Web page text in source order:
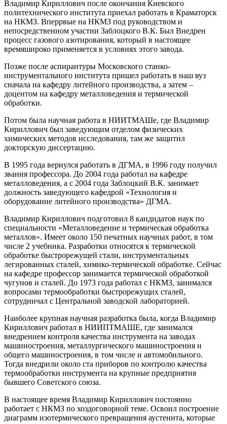
Владимир Кириллович после окончания Киевского
политехнического института приехал работать в Краматорск
на НКМЗ. Вперрвые на НКМЗ под руководством и
непосредственном участии Заблоцкого В.К. Был Внедрен
процесс газового азотирования, который в настоящее
времяшироко применяется в условиях этого завода.
Позже после аспирантуры Московского станко-
инструментального института пришел работать в наш вуз
сначала на кафедру литейного производства, а затем –
доцентом на кафедру металловедения и термической
обработки.
Потом была научная работа в НИИТМАШе, где Владимир
Кириллович был заведующим отделом физических
химических методов исследования, там же защитил
докторскую диссертацию.
В 1995 года вернулся работать в ДГМА, в 1996 году получил
звания профессора. До 2004 года работал на кафедре
металловедения, а с 2004 года Заблоцкий В.К. занимает
должность заведующего кафедрой «Технология и
оборудование литейного производства» ДГМА.
Владимир Кириллович подготовил 8 кандидатов наук по
специальности «Металловедение и термическая обработка
металлов». Имеет около 150 печатных научных работ, в том
числе 2 учебника. Разработки относятся к термической
обработке быстрорежущей стали, инструментальных
легированных сталей, химико-термической обработке. Сейчас
на кафедре профессор занимается термической обработкой
чугунов и сталей. До 1973 года работал с НКМЗ, занимался
вопросами термообработки быстрорежущих сталей,
сотрудничал с Центральной заводской лабораторией.
Наиболее крупная научная разработка была, когда Владимир
Кириллович работал в НИИПТМАШЕ, где занимался
внедрением контроля качества инструмента на заводах
машиностроения, металлургического машиностроения и
общего машиностроения, в том числе и автомобильного.
Тогда внедрили около ста приборов по контролю качества
термообработки инструмента на крупные предприятия
бывшего Советского союза.
В настоящее время Владимир Кириллович постоянно
работает с НКМЗ по хоздоговорной теме. Освоил построение
диаграмм изотермического превращения аустенита, которые